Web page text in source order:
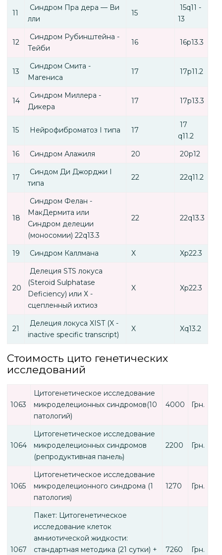
11
Синдром Пра дера — Ви
лли
15
15q11 -
13
12
Синдром Рубинштейна -
Тейби
16 16p13.3
13
Синдром Смита -
Магениса
17 17p11.2
14
Синдром Миллера -
Дикера
17 17p13.3
15 Нейрофиброматоз І типа 17
17
q11.2
16
Синдром Алажиля 20 20p12
17
Синдом Ди Джорджи І
типа
22 22q11.2
18
Синдром Фелан -
МакДермита или
Синдром делеции
(моносомии) 22q13.3
22 22q13.3
19 Синдром Каллмана X Xp22.3
20
Делеция STS локуса
(Steroid Sulphatase
Deficiency) или Х -
сцепленный ихтиоз
X Xp22.3
21
Делеция локуса XIST (X -
inactive specific transcript)
X Xq13.2
Стоимость цито генетических
исследований
1063
Цитогенетическое исследование
микроделеционных синдромов(10
патологий)
4000 Грн.
1064
Цитогенетическое исследование
микроделеционных синдромов
(репродуктивная панель)
2200 Грн.
1065
Цитогенетическое исследование
микроделеционного синдрома (1
патология)
1270 Грн.
1067
Пакет: Цитогенетическое
исследование клеток
амниотической жидкости:
стандартная методика (21 сутки) +
7260 Грн.